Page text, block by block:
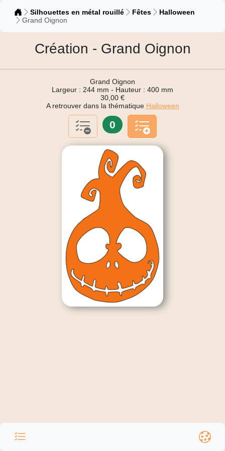
Catalogue
Silhouettes en métal rouillé Fêtes
Halloween
Grand Oignon
Création - Grand Oignon
Grand Oignon
Largeur : 244 mm - Hauteur : 400 mm
30,00 €
A retrouver dans la thématique Halloween
0